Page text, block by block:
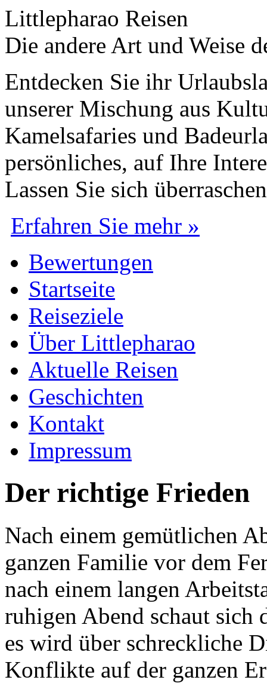
Littlepharao Reisen
Die andere Art und Weise
Entdecken Sie ihr
unserer Mischung aus
Kamelsafaries und
persönliches, auf Ihre
Lassen Sie sich
Erfahren Sie mehr »
Bewertungen
Startseite
Reiseziele
Über Littlepharao
Aktuelle Reisen
Geschichten
Kontakt
Impressum
Der richtige Frieden
Nach einem gemütlichen
ganzen Familie vor dem
nach einem langen
ruhigen Abend schaut sich
es wird über schreckliche
Konflikte auf der ganzen